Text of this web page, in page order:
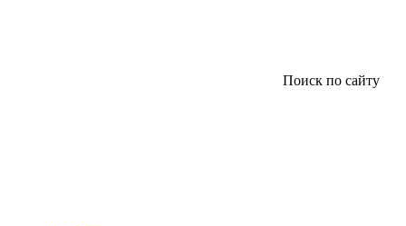
Поиск по сайту